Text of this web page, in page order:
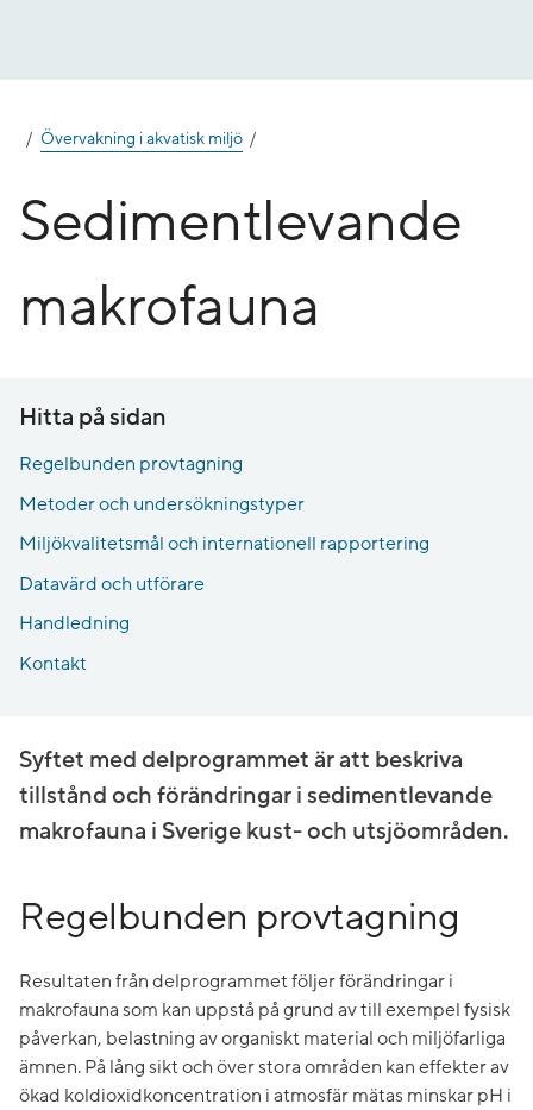
Övervakning i akvatisk miljö
Sedimentlevande
makrofauna
Hitta på sidan
Regelbunden provtagning
Metoder och undersökningstyper
Miljökvalitetsmål och internationell rapportering
Datavärd och utförare
Handledning
Kontakt
Syftet med delprogrammet är att beskriva
tillstånd och förändringar i sedimentlevande
makrofauna i Sverige kust- och utsjöområden.
Regelbunden provtagning
Resultaten från delprogrammet följer förändringar i
makrofauna som kan uppstå på grund av till exempel fysisk
påverkan, belastning av organiskt material och miljöfarliga
ämnen. På lång sikt och över stora områden kan effekter av
ökad koldioxidkoncentration i atmosfär mätas minskar pH i